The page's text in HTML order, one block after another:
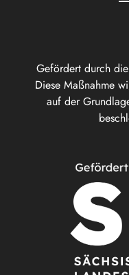
Gefördert durch die
Diese Maßnahme
auf der